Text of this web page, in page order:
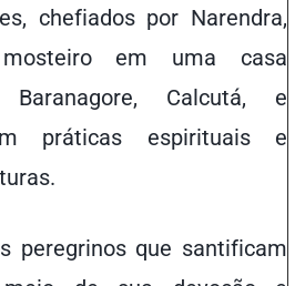
chefiados por Narendra,
em uma casa
Calcutá, e
práticas espirituais e
peregrinos que santificam